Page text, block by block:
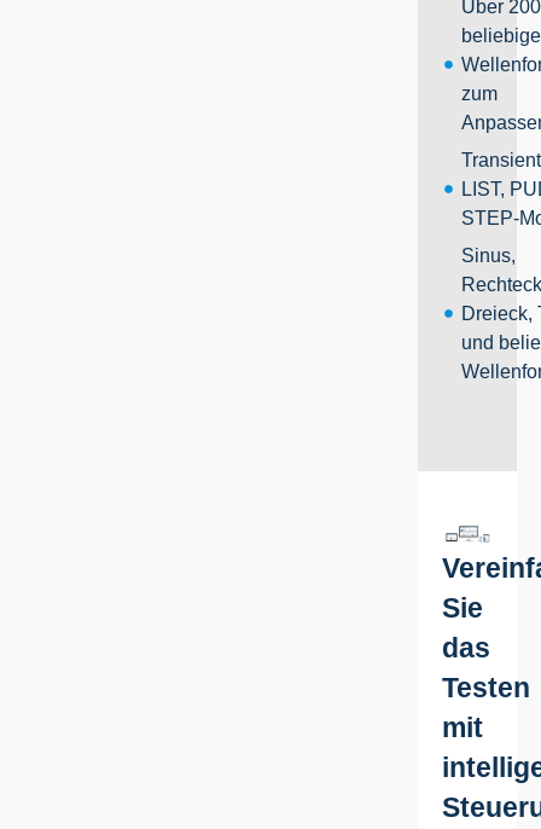
Über 200
beliebige
zum
LIST,
STEP-
Sinus,
Dreieck,
und
Sie
das
Testen
mit